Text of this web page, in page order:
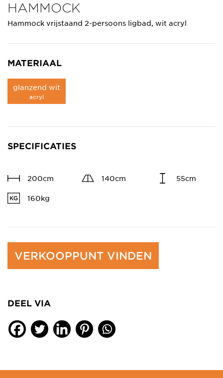
HAMMOCK
Hammock vrijstaand 2-persoons ligbad, wit acryl
MATERIAAL
glanzend wit
acryl
SPECIFICATIES
200cm 140cm 55cm
160kg
VERKOOPPUNT VINDEN
DEEL VIA